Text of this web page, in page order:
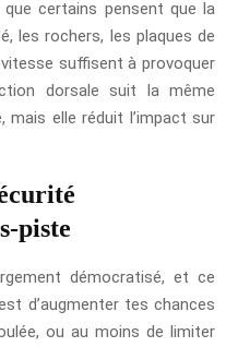
certains pensent que la
les rochers, les plaques de
suffisent à provoquer
dorsale suit la même
mais elle réduit l’impact sur
piste
démocratisé, et ce
d’augmenter tes chances
ou au moins de limiter